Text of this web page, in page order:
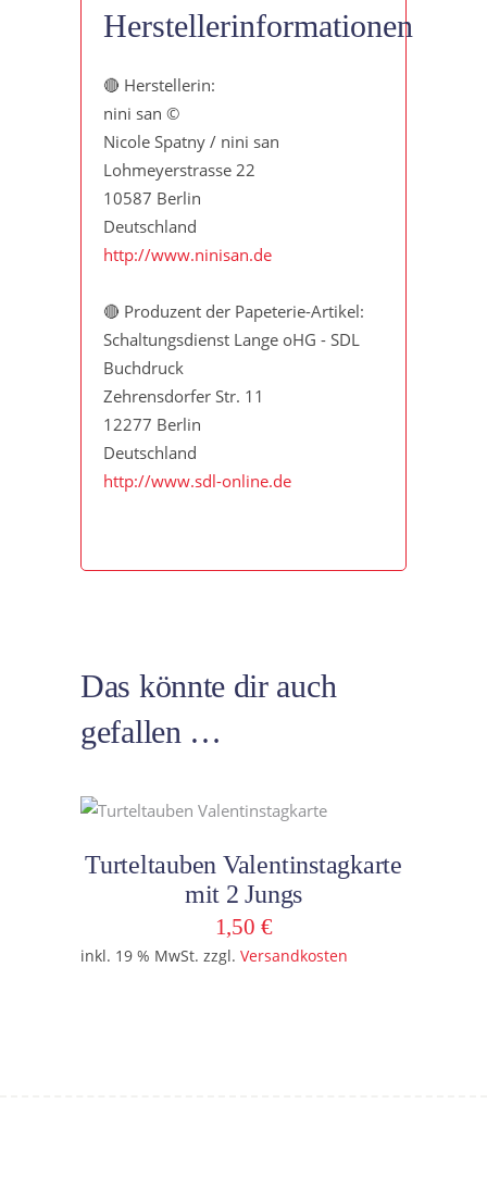
Herstellerinformationen
🔴 Herstellerin:
nini san ©
Nicole Spatny / nini san
Lohmeyerstrasse 22
10587 Berlin
Deutschland
http://www.ninisan.de
🔴 Produzent der Papeterie-Artikel:
Schaltungsdienst Lange oHG - SDL
Buchdruck
Zehrensdorfer Str. 11
12277 Berlin
Deutschland
http://www.sdl-online.de
Das könnte dir auch
gefallen …
Turteltauben Valentinstagkarte
mit 2 Jungs
1,50 €
inkl. 19 % MwSt. zzgl. Versandkosten